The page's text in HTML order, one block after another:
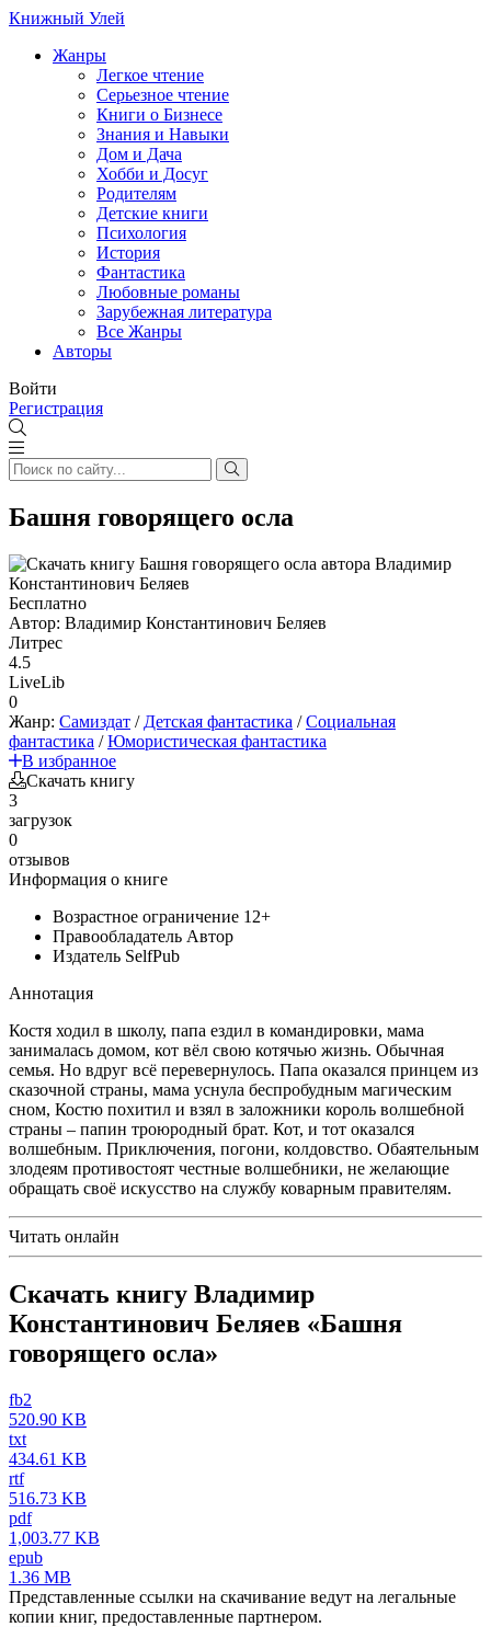
Книжный Улей
Жанры
Легкое чтение
Серьезное чтение
Книги о Бизнесе
Знания и Навыки
Дом и Дача
Хобби и Досуг
Родителям
Детские книги
Психология
История
Фантастика
Любовные романы
Зарубежная литература
Все Жанры
Авторы
Войти
Регистрация
Башня говорящего осла
Бесплатно
Автор: Владимир Константинович Беляев
Литрес
4.5
LiveLib
0
Жанр: Самиздат / Детская фантастика /Социальная
фантастика /Юмористическая фантастика
В избранное
Скачать книгу
3
загрузок
0
отзывов
Информация о книге
Возрастное ограничение 12+
Правообладатель Автор
Издатель SelfPub
Аннотация
Костя ходил в школу, папа ездил в командировки, мама
занималась домом, кот вёл свою котячью жизнь. Обычная
семья. Но вдруг всё перевернулось. Папа оказался принцем из
сказочной страны, мама уснула беспробудным магическим
сном, Костю похитил и взял в заложники король волшебной
страны – папин троюродный брат. Кот, и тот оказался
волшебным. Приключения, погони, колдовство. Обаятельным
злодеям противостоят честные волшебники, не желающие
обращать своё искусство на службу коварным правителям.
Читать онлайн
Скачать книгу Владимир
Константинович Беляев «Башня
говорящего осла»
fb2
520.90 KB
txt
434.61 KB
rtf
516.73 KB
pdf
1,003.77 KB
epub
1.36 MB
Представленные ссылки на скачивание ведут на легальные
копии книг, предоставленные партнером.